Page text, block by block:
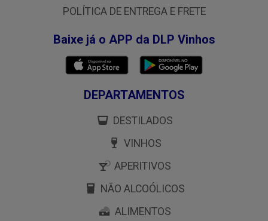
POLÍTICA DE ENTREGA E FRETE
Baixe já o APP da DLP Vinhos
DEPARTAMENTOS
DESTILADOS
VINHOS
APERITIVOS
NÃO ALCOÓLICOS
ALIMENTOS